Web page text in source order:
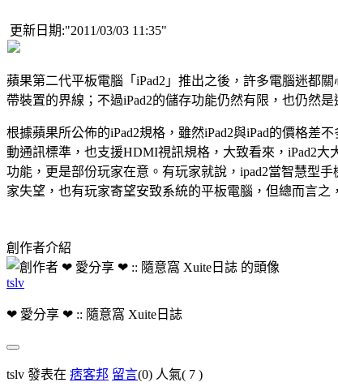
更新日期: 2011/03/03 11:35
蘋果第二代平板電腦「iPad2」推出之後，許多電腦迷都
帶裝置的界線；不過iPad2的儲存功能仍然有限，也仍然
根據蘋果所公佈的iPad2規格，雖然iPad2與iPad的價格差
動通訊標準，也支援HDMI視訊規格，大致看來，iPad2
功能，更是部份玩家在意。有玩家就說，ipad2當智慧型
家失望，也有玩家寄望安致系統的平板電腦，但總而言
創作者介紹
tslv
❤ 愛分享 ❤ :: 隨意窩 Xuite日誌
tslv 發表在 痞客邦 留言(0) 人氣( 7 )